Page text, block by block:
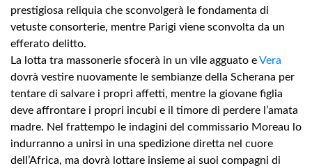
prestigiosa reliquia che sconvolgerà le fondamenta di
vetuste consorterie, mentre Parigi viene sconvolta da un
efferato delitto.
La lotta tra massonerie sfocerà in un vile agguato eVera
dovrà vestire nuovamente le sembianze della Scherana per
tentare di salvare i propri affetti, mentre la giovane figlia
deve affrontare i propri incubi e il timore di perdere l’amata
madre. Nel frattempo le indagini del commissario Moreau lo
indurranno a unirsi in una spedizione diretta nel cuore
dell’Africa, ma dovrà lottare insieme ai suoi compagni di